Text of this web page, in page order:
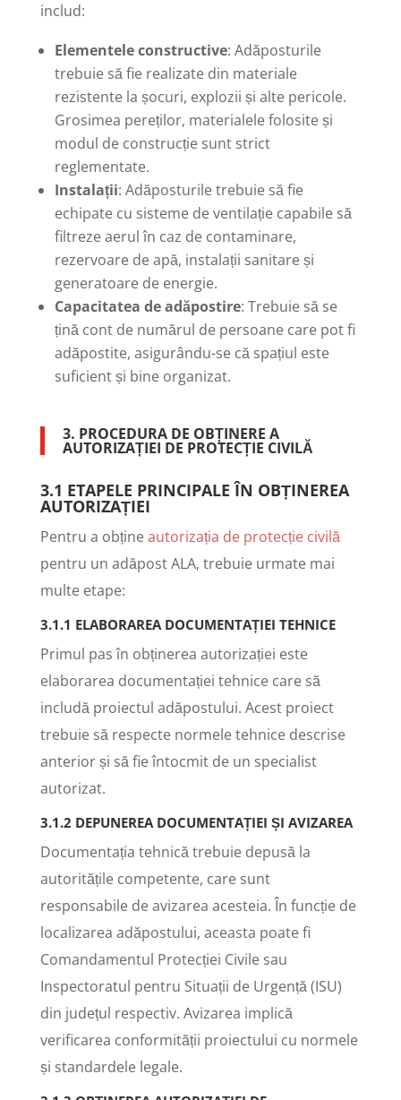
includ:
Elementele constructive: Adăposturile
trebuie să fie realizate din materiale
rezistente la șocuri, explozii și alte pericole.
Grosimea pereților, materialele folosite și
modul de construcție sunt strict
reglementate.
Instalații: Adăposturile trebuie să fie
echipate cu sisteme de ventilație capabile să
filtreze aerul în caz de contaminare,
rezervoare de apă, instalații sanitare și
generatoare de energie.
Capacitatea de adăpostire: Trebuie să se
țină cont de numărul de persoane care pot fi
adăpostite, asigurându-se că spațiul este
suficient și bine organizat.
3. PROCEDURA DE OBȚINERE A
AUTORIZAȚIEI DE PROTECȚIE CIVILĂ
3.1 ETAPELE PRINCIPALE ÎN OBȚINEREA
AUTORIZAȚIEI
Pentru a obțineautorizația de protecție civilă
pentru un adăpost ALA, trebuie urmate mai
multe etape:
3.1.1 ELABORAREA DOCUMENTAȚIEI TEHNICE
Primul pas în obținerea autorizației este
elaborarea documentației tehnice care să
includă proiectul adăpostului. Acest proiect
trebuie să respecte normele tehnice descrise
anterior și să fie întocmit de un specialist
autorizat.
3.1.2 DEPUNEREA DOCUMENTAȚIEI ȘI AVIZAREA
Documentația tehnică trebuie depusă la
autoritățile competente, care sunt
responsabile de avizarea acesteia. În funcție de
localizarea adăpostului, aceasta poate fi
Comandamentul Protecției Civile sau
Inspectoratul pentru Situații de Urgență (ISU)
din județul respectiv. Avizarea implică
verificarea conformității proiectului cu normele
și standardele legale.